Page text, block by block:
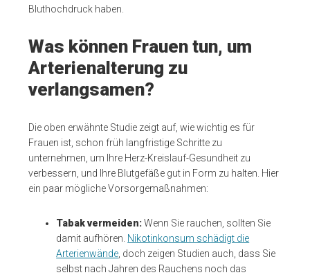
Bluthochdruck haben.
Was können Frauen tun, um
Arterienalterung zu
verlangsamen?
Die oben erwähnte Studie zeigt auf, wie wichtig es für
Frauen ist, schon früh langfristige Schritte zu
unternehmen, um Ihre Herz-Kreislauf-Gesundheit zu
verbessern, und Ihre Blutgefäße gut in Form zu halten. Hier
ein paar mögliche Vorsorgemaßnahmen:
Tabak vermeiden:Wenn Sie rauchen, sollten Sie
damit aufhören. Nikotinkonsum schädigt die
Arterienwände , doch zeigen Studien auch, dass Sie
selbst nach Jahren des Rauchens noch das